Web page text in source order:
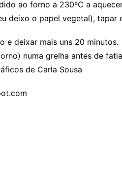
ao forno a 230ºC a
deixo o papel vegetal),
e deixar mais uns 20 minutos.
numa grelha antes de
de Carla Sousa